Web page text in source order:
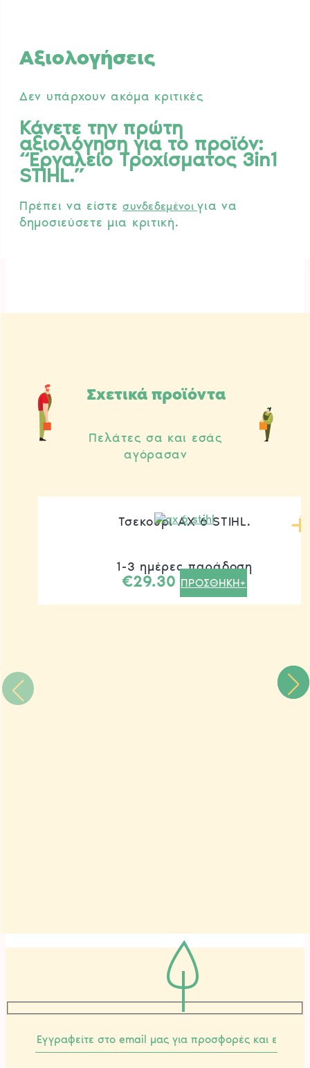
Αξιολογήσεις
Δεν υπάρχουν ακόμα κριτικές
Κάνετε την πρώτη
αξιολόγηση για το προϊόν:
“Εργαλείο Τροχίσματος 3in1
STIHL.”
Πρέπει να είστεσυνδεδεμένοιγια να
δημοσιεύσετε μια κριτική.
Σχετικά προϊόντα
Πελάτες σα και εσάς
αγόρασαν
Τσεκούρι AX 6 STIHL.
1-3 ημέρες παράδοση
€29.30 ΠΡΟΣΘΗΚΗ+